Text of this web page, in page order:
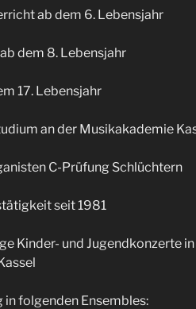
ab dem 6. Lebensjahr
dem 8. Lebensjahr
17. Lebensjahr
an der Musikakademie
C-Prüfung Schlüchtern
seit 1981
Kinder- und Jugendkonzerte
folgenden Ensembles: